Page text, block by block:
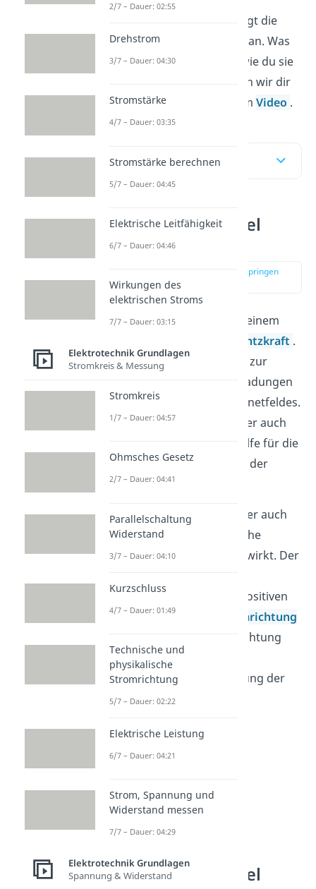
zeigt die
Richtung der Lorentzkraft an. Was
das genau bedeutet und wie du sie
anwenden kannst, erklären wir dir
im Beitrag oder in unserem Video .
Inhaltsübersicht
Rechte Hand Regel
einfach erklärt
zur Stelle im Video springen
(00:11)
Auf bewegte Ladungen in einem
Lorentzkraft .
Sie steht immer senkrecht zur
Bewegungsrichtung der Ladungen
und zur Richtung des Magnetfeldes.
DieRechte Hand Regel
oder auch
UVW Regel ist eine Merkhilfe für die
Bestimmung der Richtung der
Lorentzkraft.
DieRechte Hand Regel
oder auch
UVW Regel gibt an, in welche
Richtung die Lorentzkraft wirkt. Der
Bewegungsrichtung der positiven
Ladung (technische Stromrichtung
), der Zeigefinger in die Richtung
des Magnetfeldes und der
Mittelfinger gibt die Richtung der
Lorentzkraft an.
Rechte Hand Regel
2/7 – Dauer: 02:55
Drehstrom
3/7 – Dauer: 04:30
Stromstärke
4/7 – Dauer: 03:35
Stromstärke berechnen
5/7 – Dauer: 04:45
Elektrische Leitfähigkeit
6/7 – Dauer: 04:46
Wirkungen des
elektrischen Stroms
7/7 – Dauer: 03:15
Elektrotechnik Grundlagen
Stromkreis & Messung
Stromkreis
1/7 – Dauer: 04:57
Ohmsches Gesetz
2/7 – Dauer: 04:41
Parallelschaltung
Widerstand
3/7 – Dauer: 04:10
Kurzschluss
4/7 – Dauer: 01:49
Technische und
physikalische
Stromrichtung
5/7 – Dauer: 02:22
Elektrische Leistung
6/7 – Dauer: 04:21
Strom, Spannung und
Widerstand messen
7/7 – Dauer: 04:29
Elektrotechnik Grundlagen
Spannung & Widerstand